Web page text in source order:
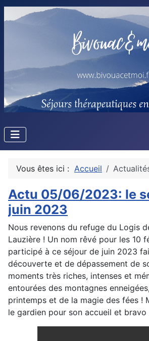
Vous êtes ici : Accueil
Actu 05/06/2023: le
juin 2023
Nous revenons du refuge du Logis
Lauzière ! Un nom rêvé pour les 10
participé à ce séjour de juin 2023
découverte et de dépassement de
moments très riches, intenses et
entourées des montagnes
printemps et de la magie des fées !
le gardien pour son accueil et bravo